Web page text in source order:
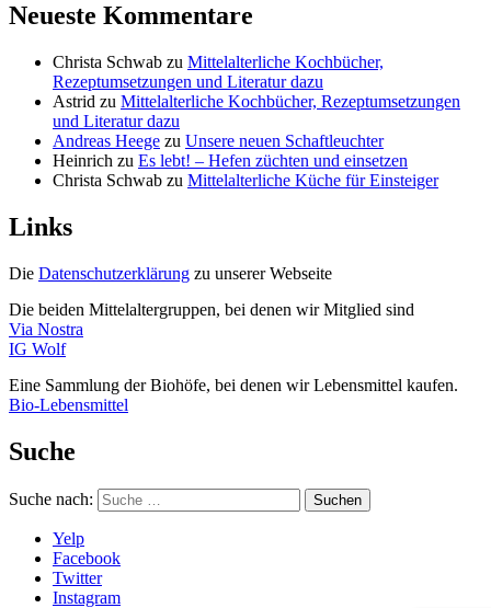
Neueste Kommentare
Christa Schwab zu Mittelalterliche Kochbücher,
Rezeptumsetzungen und Literatur dazu
Astrid zu Mittelalterliche Kochbücher, Rezeptumsetzungen
und Literatur dazu
Andreas Heege zu Unsere neuen Schaftleuchter
Heinrich zu Es lebt! – Hefen züchten und einsetzen
Christa Schwab zu Mittelalterliche Küche für Einsteiger
Links
Die Datenschutzerklärung zu unserer Webseite
Die beiden Mittelaltergruppen, bei denen wir Mitglied sind
Via Nostra
IG Wolf
Eine Sammlung der Biohöfe, bei denen wir Lebensmittel kaufen.
Bio-Lebensmittel
Suche
Suche nach: Suchen
Yelp
Facebook
Twitter
Instagram